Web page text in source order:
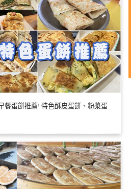
餐蛋餅推薦! 特色酥皮蛋餅、粉漿蛋